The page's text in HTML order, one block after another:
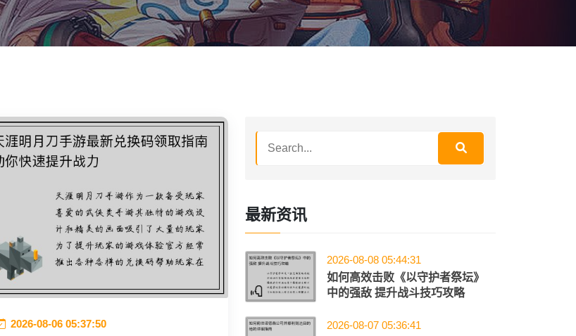
2026-08-06 05:37:50
最新资讯
2026-08-08 05:44:31
如何高效击败《以守护者祭坛》
中的强敌 提升战斗技巧攻略
2026-08-07 05:36:41